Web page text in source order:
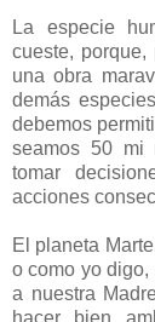
La especie
cueste,
una obra
demás
debemos
seamos 50 mi
tomar
acciones
El planeta
o como yo
a nuestra